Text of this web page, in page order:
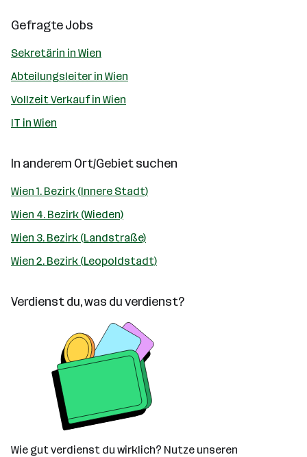
Gefragte Jobs
Sekretärin in Wien
Abteilungsleiter in Wien
Vollzeit Verkauf in Wien
IT in Wien
In anderem Ort/Gebiet suchen
Wien 1. Bezirk (Innere Stadt)
Wien 4. Bezirk (Wieden)
Wien 3. Bezirk (Landstraße)
Wien 2. Bezirk (Leopoldstadt)
Verdienst du, was du verdienst?
Wie gut verdienst du wirklich? Nutze unseren